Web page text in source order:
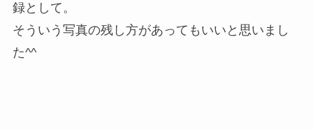
録として。
そういう写真の残し方があってもいいと思いまし
た^^